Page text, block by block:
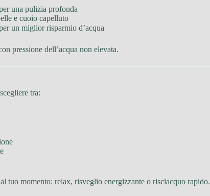
una pulizia profonda
e cuoio capelluto
un miglior risparmio d’acqua
pressione dell’acqua non elevata.
tra:
tuo momento: relax, risveglio energizzante o risciacquo rapido.